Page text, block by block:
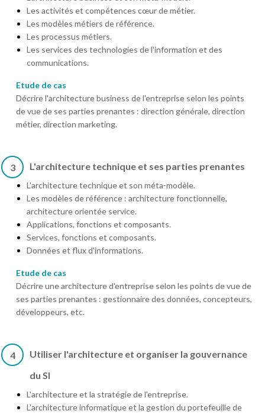
Les activités et compétences cœur de métier.
Les modèles métiers de référence.
Les processus métiers.
Les services des technologies de l'information et des
communications.
Etude de cas
Décrire l'architecture business de l'entreprise selon les points
de vue de ses parties prenantes : direction générale, direction
métier, direction marketing.
3 L'architecture technique et ses parties prenantes
L'architecture technique et son méta-modèle.
Les modèles de référence : architecture fonctionnelle,
architecture orientée service.
Applications, fonctions et composants.
Services, fonctions et composants.
Données et flux d'informations.
Etude de cas
Décrire une architecture d'entreprise selon les points de vue de
ses parties prenantes : gestionnaire des données, concepteurs,
développeurs, etc.
4
Utiliser l'architecture et organiser la gouvernance
du SI
L'architecture et la stratégie de l'entreprise.
L'architecture informatique et la gestion du portefeuille de